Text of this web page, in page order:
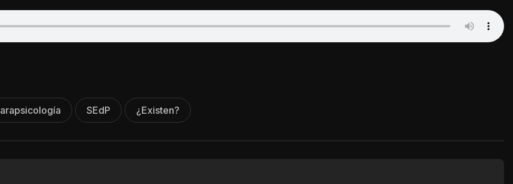
SEdP ¿existen?